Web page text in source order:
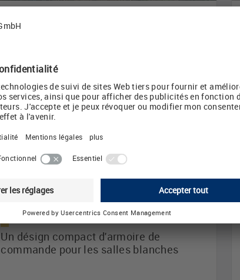
Pour arracher des arbres - la connectivité
Un désign compact d'armoire de
commande pour les salles blanches